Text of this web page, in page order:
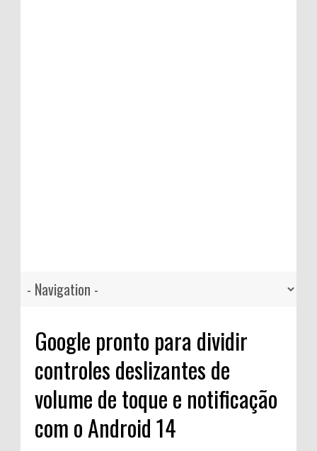
Google pronto para dividir
controles deslizantes de
volume de toque e notificação
com o Android 14